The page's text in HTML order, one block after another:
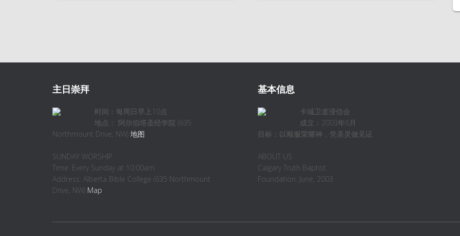
主日崇拜
时间：每周日早上10点
地点： 阿尔伯塔圣经学院 (635
Northmount Drive, NW) 地图
SUNDAY WORSHIP
Time: Every Sunday at 10:00am
Address: Alberta Bible College (635 Northmount
Drive, NW) Map
基本信息
卡城卫道浸信会
成立：2003年6月
目标：以顺服荣耀神，凭圣灵做见证
ABOUT US
Calgary Truth Baptist
Foundation: June, 2003